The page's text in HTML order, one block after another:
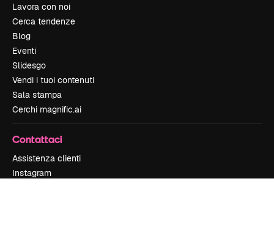
Lavora con noi
Cerca tendenze
Blog
Eventi
Slidesgo
Vendi i tuoi contenuti
Sala stampa
Cerchi magnific.ai
Contattaci
Assistenza clienti
Instagram